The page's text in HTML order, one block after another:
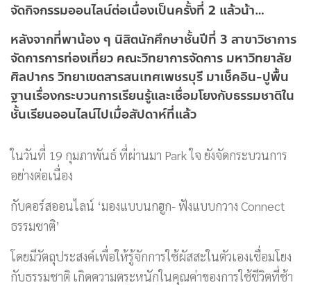
จัดกิจกรรมออนไลน์ต่อเนื่องเป็นครั้งที่ 2 แล้วน้า…
หลังจากที่พาน้อง ๆ นิสิตนักศึกษาชั้นปีที่ 3 สาขาวิชาการ
จัดการการท่องเที่ยว คณะวิทยาการจัดการ มหาวิทยาลัย
ศิลปากร วิทยาเขตสารสนเทศเพชรบุรี มาเช็คอิน-ปูพื้น
ฐานเรื่องกระบวนการเรียนรู้และเชื่อมโยงกับธรรมชาติใน
ชั้นเรียนออนไลน์ไปเมื่อสัปดาห์ที่แล้ว
ในวันที่ 19 กุมภาพันธ์ ที่ผ่านมา Park ใจ ยังจัดกระบวนการ
อย่างต่อเนื่อง
กับคอร์สออนไลน์ ‘มองแบบนกฮูก- ฟังแบบกวาง Connect
ธรรมชาติ’
โดยมีวัตถุประสงค์เพื่อให้รู้จักการใช้ผัสสะในตัวเองเชื่อมโยง
กับธรรมชาติ เกิดความตระหนักในคุณค่าของการใช้ชีวิตที่ช้า